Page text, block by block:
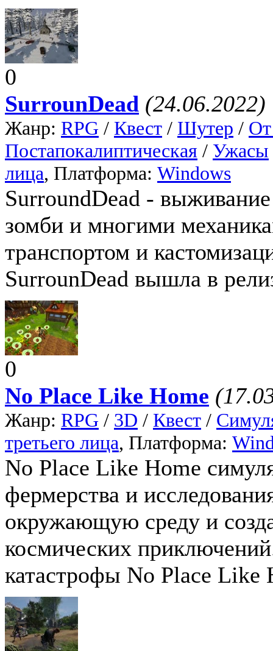
0
SurrounDead (24.06.2022)
Жанр: RPG / Квест / Шутер / От
Постапокалиптическая / Ужасы
лица, Платформа: Windows
SurroundDead -
зомби и многими
транспортом и
SurrounDead вышла в
0
No Place Like Home
Жанр: RPG / 3D / Квест /
третьего лица, Платформа:
No Place Like Home
фермерства и
окружающую среду и
космических
катастрофы No Place Like